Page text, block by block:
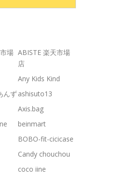
場 ABISTE 楽天市場
店
Any Kids Kind
んずashisuto13
Axis.bag
beinmart
BOBO-fit-cicicase
Candy chouchou
coco iine